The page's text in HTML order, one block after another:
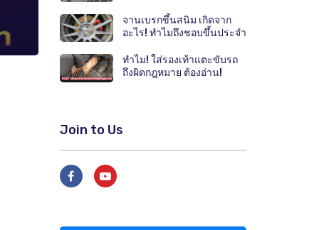
จานเบรกขึ้นสนิม เกิดจาก
อะไร! ทำไมถึงชอบขึ้นประจำ
ทำไม! ใส่รองเท้าแตะขับรถ
ถึงผิดกฎหมาย ต้องอ่าน!
Join to Us